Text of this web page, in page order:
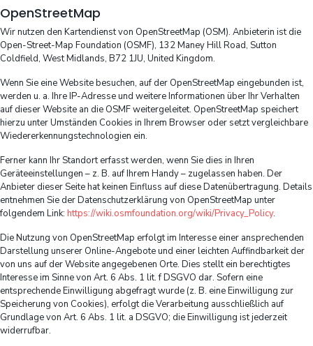
OpenStreetMap
Wir nutzen den Kartendienst von OpenStreetMap (OSM). Anbieterin ist die
Open-Street-Map Foundation (OSMF), 132 Maney Hill Road, Sutton
Coldfield, West Midlands, B72 1JU, United Kingdom.
Wenn Sie eine Website besuchen, auf der OpenStreetMap eingebunden ist,
werden u. a. Ihre IP-Adresse und weitere Informationen über Ihr Verhalten
auf dieser Website an die OSMF weitergeleitet. OpenStreetMap speichert
hierzu unter Umständen Cookies in Ihrem Browser oder setzt vergleichbare
Wiedererkennungstechnologien ein.
Ferner kann Ihr Standort erfasst werden, wenn Sie dies in Ihren
Geräteeinstellungen – z. B. auf Ihrem Handy – zugelassen haben. Der
Anbieter dieser Seite hat keinen Einfluss auf diese Datenübertragung. Details
entnehmen Sie der Datenschutzerklärung von OpenStreetMap unter
folgendem Link: https://wiki.osmfoundation.org/wiki/Privacy_Policy.
Die Nutzung von OpenStreetMap erfolgt im Interesse einer ansprechenden
Darstellung unserer Online-Angebote und einer leichten Auffindbarkeit der
von uns auf der Website angegebenen Orte. Dies stellt ein berechtigtes
Interesse im Sinne von Art. 6 Abs. 1 lit. f DSGVO dar. Sofern eine
entsprechende Einwilligung abgefragt wurde (z. B. eine Einwilligung zur
Speicherung von Cookies), erfolgt die Verarbeitung ausschließlich auf
Grundlage von Art. 6 Abs. 1 lit. a DSGVO; die Einwilligung ist jederzeit
widerrufbar.